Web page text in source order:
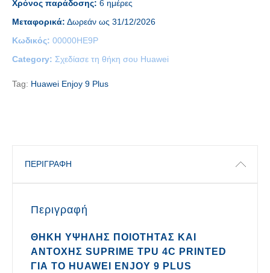
Χρόνος παράδοσης: 6 ημέρες
Μεταφορικά: Δωρεάν ως 31/12/2026
Κωδικός: 00000HE9P
Category: Σχεδίασε τη θήκη σου Huawei
Tag: Huawei Enjoy 9 Plus
ΠΕΡΙΓΡΑΦΉ
Περιγραφή
ΘΉΚΗ ΥΨΗΛΉΣ ΠΟΙΌΤΗΤΑΣ ΚΑΙ
ΑΝΤΟΧΉΣ SUPRIME TPU 4C PRINTED
ΓΙΑ ΤΟ HUAWEI ENJOY 9 PLUS